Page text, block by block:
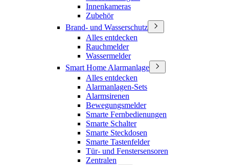
Innenkameras
Zubehör
Brand- und Wasserschutz
Alles entdecken
Rauchmelder
Wassermelder
Smart Home Alarmanlage
Alles entdecken
Alarmanlagen-Sets
Alarmsirenen
Bewegungsmelder
Smarte Fernbedienungen
Smarte Schalter
Smarte Steckdosen
Smarte Tastenfelder
Tür- und Fenstersensoren
Zentralen